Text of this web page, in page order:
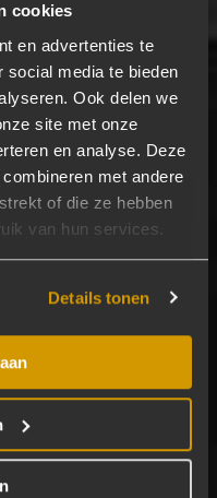
cookies
en advertenties te
social media te bieden
Ook delen we
site met onze
en analyse. Deze
met andere
of die ze hebben
van hun services.
Details tonen